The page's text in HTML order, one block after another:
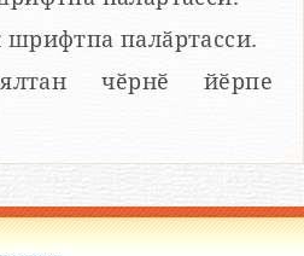
шрифтпа палӑртасси.
чӗрнӗ йӗрпе